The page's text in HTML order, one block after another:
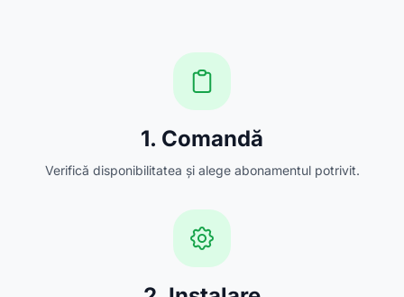
1. Comandă
Verifică disponibilitatea și alege abonamentul potrivit.